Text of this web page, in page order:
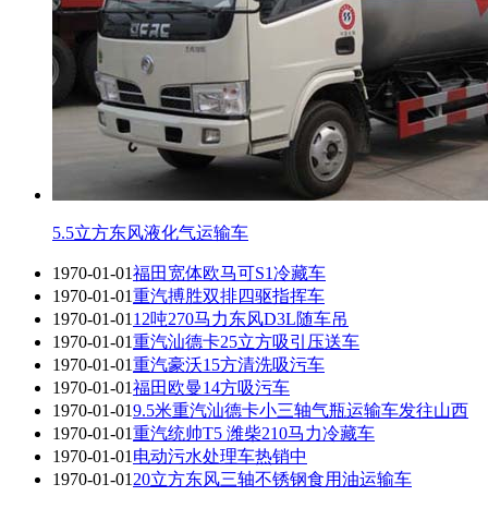
5.5立方东风液化气运输车
1970-01-01福田宽体欧马可S1冷藏车
1970-01-01重汽搏胜双排四驱指挥车
1970-01-01 12吨270马力东风D3L随车吊
1970-01-01重汽汕德卡25立方吸引压送车
1970-01-01重汽豪沃15方清洗吸污车
1970-01-01福田欧曼14方吸污车
1970-01-019.5米重汽汕德卡小三轴气瓶运输车发往山西
1970-01-01重汽统帅T5 潍柴210马力冷藏车
1970-01-01 电动污水处理车热销中
1970-01-01 20立方东风三轴不锈钢食用油运输车